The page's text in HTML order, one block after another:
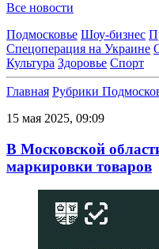
Все новости
Подмосковье Шоу-бизнес
Спецоперация на Украине
Культура Здоровье Спорт
Главная Рубрики
15 мая 2025, 09:09
В Московской
маркировки товаров